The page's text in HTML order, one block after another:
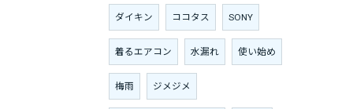
ダイキン ココタス SONY
着るエアコン 水漏れ 使い始め
梅雨 ジメジメ